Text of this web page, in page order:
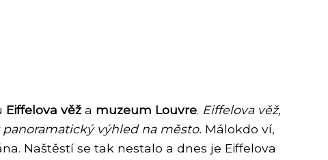
Eiffelova věž a muzeum Louvre. Eiffelova věž,
výhled na město. Málokdo ví,
Naštěstí se tak nestalo a dnes je Eiffelova